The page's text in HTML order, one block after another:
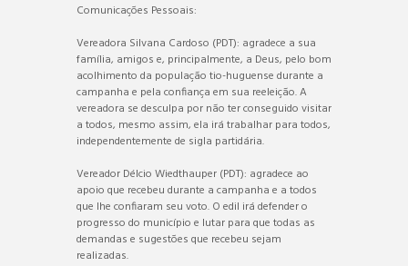
Comunicações Pessoais:
Vereadora Silvana Cardoso (PDT): agradece a sua
família, amigos e, principalmente, a Deus, pelo bom
acolhimento da população tio-huguense durante a
campanha e pela confiança em sua reeleição. A
vereadora se desculpa por não ter conseguido visitar
a todos, mesmo assim, ela irá trabalhar para todos,
independentemente de sigla partidária.
Vereador Délcio Wiedthauper (PDT): agradece ao
apoio que recebeu durante a campanha e a todos
que lhe confiaram seu voto. O edil irá defender o
progresso do município e lutar para que todas as
demandas e sugestões que recebeu sejam
realizadas.